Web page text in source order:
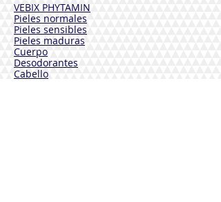
VEBIX PHYTAMIN
Pieles normales
Pieles sensibles
Pieles maduras
Cuerpo
Desodorantes
Cabello